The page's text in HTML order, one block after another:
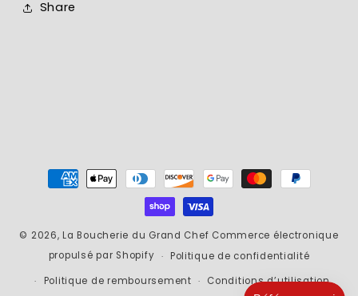
Share
Moyens
© 2026, La Boucherie du Grand Chef Commerce électronique
propulsé par Shopify
Politique de confidentialité
Politique de remboursement
Conditions d’utilisation